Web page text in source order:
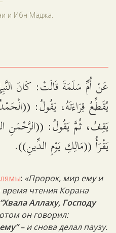
и Ибн Маджа.
عَنْ أُمِّ سَلَمَةَ قَالَتْ: كَانَ
يُقَطِّعُ قِرَاءَتَهُ، يَقُولُ:
يَقِفُ، ثُمَّ يَقُولُ: ((الرَّحْمَنِ
يَقْرَأُ ((مَالِكِ يَوْمِ الدِّينِ)).
: «Пророк, мир ему и
время чтения Корана
“Хвала Аллаху, Господу
он говорил:
– и снова делал паузу.